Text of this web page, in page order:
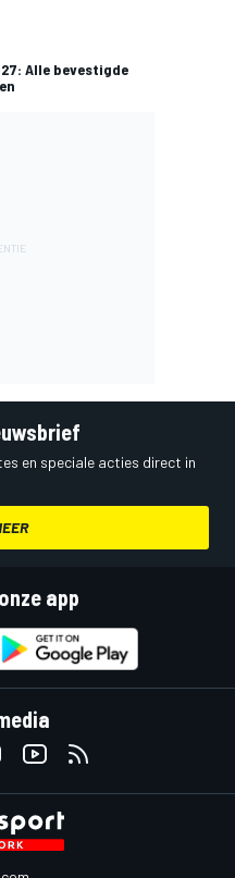
Alle bevestigde
en speciale acties direct in
app